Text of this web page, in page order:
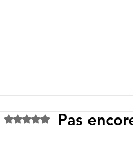
Noté 0 étoile sur 5.
Pas